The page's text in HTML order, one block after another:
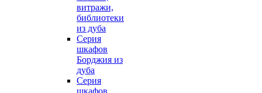
витражи,
библиотеки
из дуба
Серия
шкафов
Борджия из
дуба
Серия
шкафов